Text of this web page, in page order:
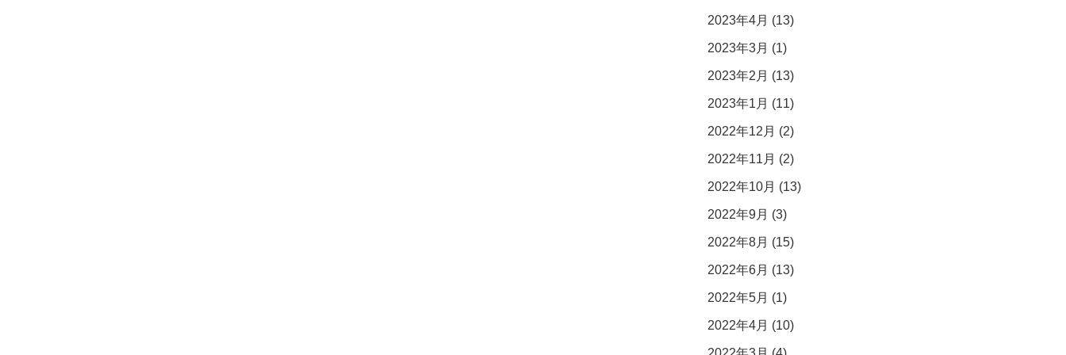
2023年4月 (13)
2023年3月 (1)
2023年2月 (13)
2023年1月 (11)
2022年12月 (2)
2022年11月 (2)
2022年10月 (13)
2022年9月 (3)
2022年8月 (15)
2022年6月 (13)
2022年5月 (1)
2022年4月 (10)